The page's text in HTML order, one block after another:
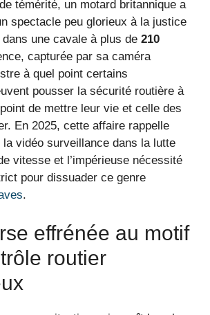
témérité, un motard britannique a
spectacle peu glorieux à la justice
dans une cavale à plus de 210
capturée par sa caméra
à quel point certains
pousser la sécurité routière à
de mettre leur vie et celle des
En 2025, cette affaire rappelle
la vidéo surveillance dans la lutte
vitesse et l’impérieuse nécessité
pour dissuader ce genre
.
effrénée au motif
routier